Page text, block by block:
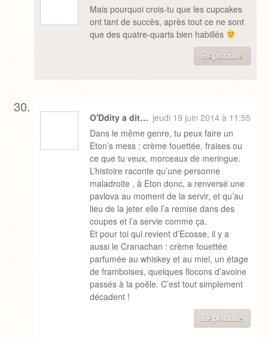
Mais pourquoi crois-tu que les cupcakes
ont tant de succès, après tout ce ne sont
que des quatre-quarts bien habillés
Répondre
O'Ddity a dit… jeudi 19 juin 2014 à 11:55
Dans le même genre, tu peux faire un
Eton’s mess : crème fouettée, fraises ou
ce que tu veux, morceaux de meringue.
L’histoire raconte qu’une personne
maladroite , à Eton donc, a renversé une
pavlova au moment de la servir, et qu’au
lieu de la jeter elle l’a remise dans des
coupes et l’a servie comme ça.
Et pour toi qui revient d’Ecosse, il y a
aussi le Cranachan : crème fouettée
parfumée au whiskey et au miel, un étage
de framboises, quelques flocons d’avoine
passés à la poêle. C’est tout simplement
décadent !
Répondre